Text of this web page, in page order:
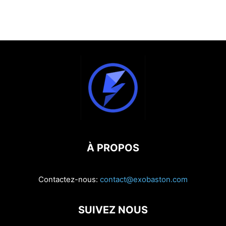
À PROPOS
Contactez-nous: contact@exobaston.com
SUIVEZ NOUS